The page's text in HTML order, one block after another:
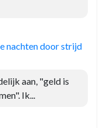
nachten door strijd
aan, "geld is
Ik...